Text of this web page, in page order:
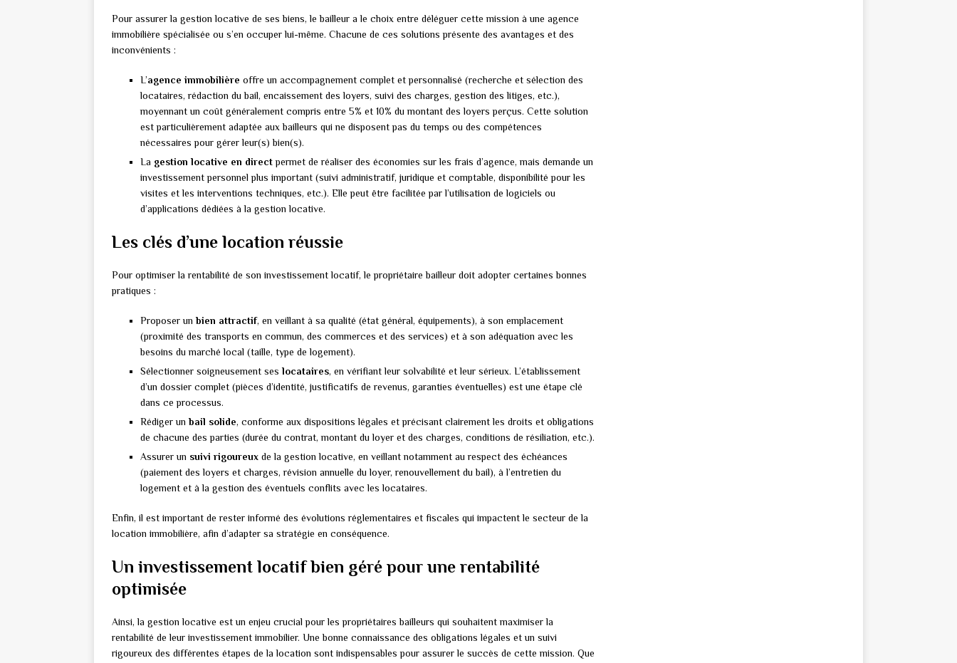
Pour assurer la gestion locative de ses biens, le bailleur a le choix entre déléguer cette mission à une agence
immobilière spécialisée ou s’en occuper lui-même. Chacune de ces solutions présente des avantages et des
inconvénients :
L’agence immobilière offre un accompagnement complet et personnalisé (recherche et sélection des
locataires, rédaction du bail, encaissement des loyers, suivi des charges, gestion des litiges, etc.),
moyennant un coût généralement compris entre 5% et 10% du montant des loyers perçus. Cette solution
est particulièrement adaptée aux bailleurs qui ne disposent pas du temps ou des compétences
nécessaires pour gérer leur(s) bien(s).
La gestion locative en directpermet de réaliser des économies sur les frais d’agence, mais demande un
investissement personnel plus important (suivi administratif, juridique et comptable, disponibilité pour les
visites et les interventions techniques, etc.). Elle peut être facilitée par l’utilisation de logiciels ou
d’applications dédiées à la gestion locative.
Les clés d’une location réussie
Pour optimiser la rentabilité de son investissement locatif, le propriétaire bailleur doit adopter certaines bonnes
pratiques :
Proposer unbien attractif, en veillant à sa qualité (état général, équipements), à son emplacement
(proximité des transports en commun, des commerces et des services) et à son adéquation avec les
besoins du marché local (taille, type de logement).
Sélectionner soigneusement ses locataires, en vérifiant leur solvabilité et leur sérieux. L’établissement
d’un dossier complet (pièces d’identité, justificatifs de revenus, garanties éventuelles) est une étape clé
dans ce processus.
Rédiger unbail solide, conforme aux dispositions légales et précisant clairement les droits et obligations
de chacune des parties (durée du contrat, montant du loyer et des charges, conditions de résiliation, etc.).
Assurer un suivi rigoureux de la gestion locative, en veillant notamment au respect des échéances
(paiement des loyers et charges, révision annuelle du loyer, renouvellement du bail), à l’entretien du
logement et à la gestion des éventuels conflits avec les locataires.
Enfin, il est important de rester informé des évolutions réglementaires et fiscales qui impactent le secteur de la
location immobilière, afin d’adapter sa stratégie en conséquence.
Un investissement locatif bien géré pour une rentabilité
optimisée
Ainsi, la gestion locative est un enjeu crucial pour les propriétaires bailleurs qui souhaitent maximiser la
rentabilité de leur investissement immobilier. Une bonne connaissance des obligations légales et un suivi
rigoureux des différentes étapes de la location sont indispensables pour assurer le succès de cette mission. Que